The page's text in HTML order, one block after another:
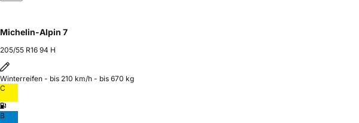
Michelin-Alpin 7
205/55 R16 94 H
Winterreifen - bis 210 km/h - bis 670 kg
C
B